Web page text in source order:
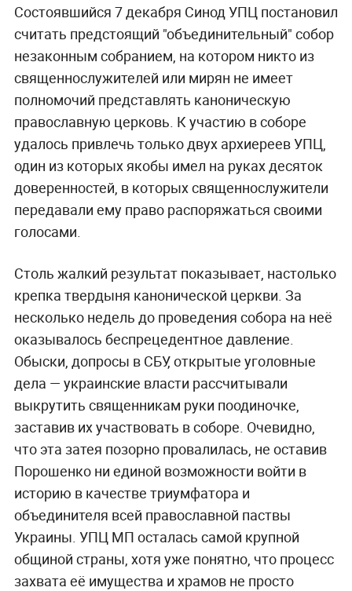
Состоявшийся 7 декабря Синод УПЦ постановил
считать предстоящий "объединительный" собор
незаконным собранием, на котором никто из
священнослужителей или мирян не имеет
полномочий представлять каноническую
православную церковь. К участию в соборе
удалось привлечь только двух архиереев УПЦ,
один из которых якобы имел на руках десяток
доверенностей, в которых священнослужители
передавали ему право распоряжаться своими
голосами.
Столь жалкий результат показывает, настолько
крепка твердыня канонической церкви. За
несколько недель до проведения собора на неё
оказывалось беспрецедентное давление.
Обыски, допросы в СБУ, открытые уголовные
дела — украинские власти рассчитывали
выкрутить священникам руки поодиночке,
заставив их участвовать в соборе. Очевидно,
что эта затея позорно провалилась, не оставив
Порошенко ни единой возможности войти в
историю в качестве триумфатора и
объединителя всей православной паствы
Украины. УПЦ МП осталась самой крупной
общиной страны, хотя уже понятно, что процесс
захвата её имущества и храмов не просто